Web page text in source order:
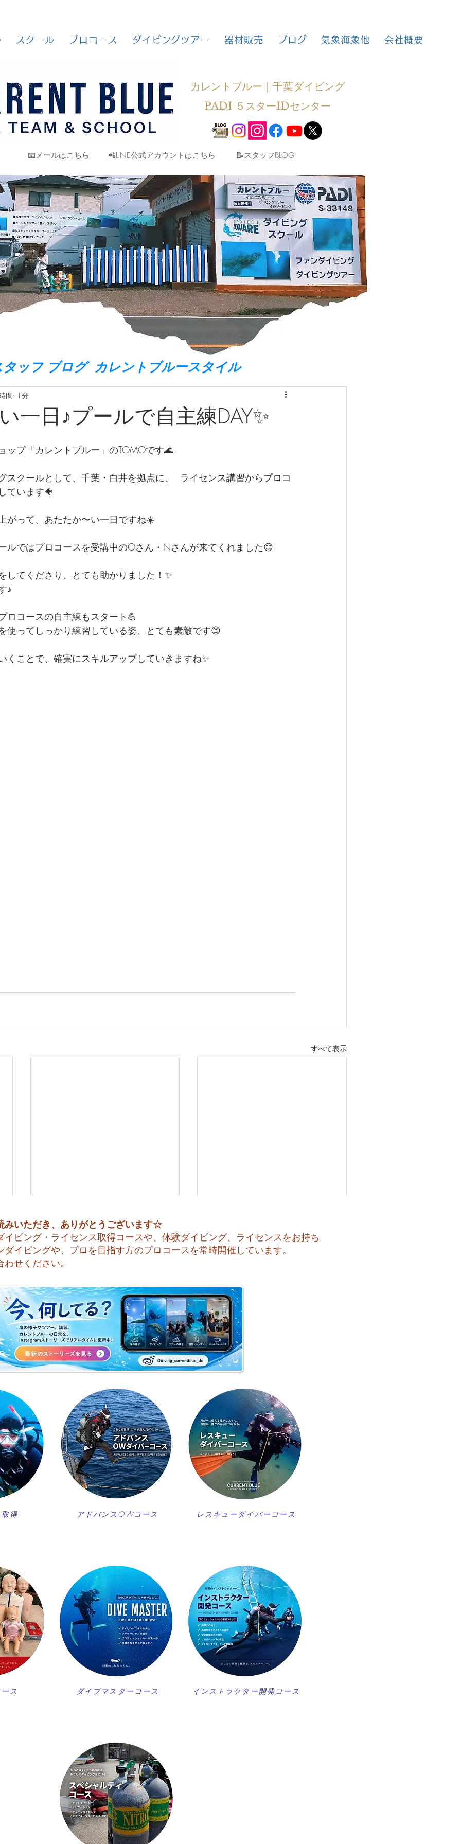
スクール プロコース ダイビングツアー 器材販売 ブログ 気象海象他 会社概要
カレントブルー｜千葉ダイビング
PADI ５スターIDセンター
📧メールはこちら 📲LINE公式アカウントはこちら ​📝スタッフBLOG
タッフ ブログ カレントブルースタイル
一日♪プールで自主練DAY✨
間: 1分
ップ「カレントブルー」のTOMOです🌊
スクールとして、千葉・白井を拠点に、  ライセンス講習からプロコ
ています🐠
がって、あたたか〜い一日ですね☀️
ルではプロコースを受講中のOさん・Nさんが来てくれました😊
してくださり、とても助かりました！✨
♪
ロコースの自主練もスタート💪
使ってしっかり練習している姿、とても素敵です😊
くことで、確実にスキルアップしていきますね✨
すべて表示
夏本番！明日からお泊まり海
洋実習です♪
みいただき、ありがとうございます☆
ビング・ライセンス取得コースや、体験ダイビング、ライセンスをお持ち
イビングや、プロを目指す方のプロコースを常時開催しています。
せください。
得
ス
アドバンスOWコース
ダイブマスターコース
レスキューダイバーコース
インストラクター開発コース